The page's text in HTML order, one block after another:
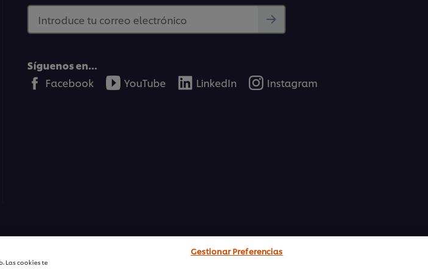
Introduce tu correo electrónico
Síguenos en...
Facebook
YouTube LinkedIn Instagram
Las cookies te
Gestionar Preferencias